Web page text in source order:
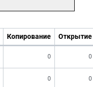
Копирование Открытие
0 0
0 0